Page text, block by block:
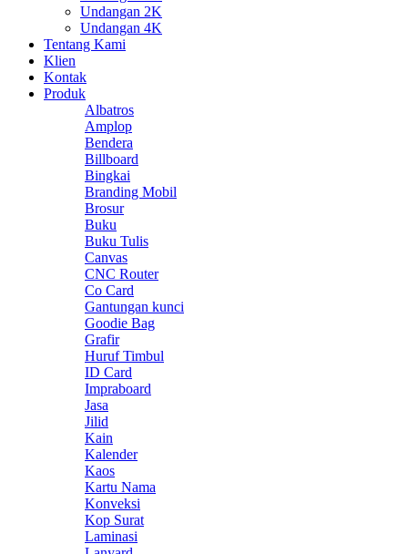
Undangan 2K
Undangan 4K
Tentang Kami
Klien
Kontak
Produk
Albatros
Amplop
Bendera
Billboard
Bingkai
Branding Mobil
Brosur
Buku
Buku Tulis
Canvas
CNC Router
Co Card
Gantungan kunci
Goodie Bag
Grafir
Huruf Timbul
ID Card
Impraboard
Jasa
Jilid
Kain
Kalender
Kaos
Kartu Nama
Konveksi
Kop Surat
Laminasi